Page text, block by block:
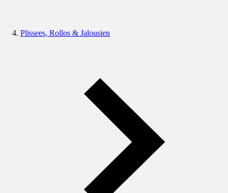
Plissees, Rollos & Jalousien